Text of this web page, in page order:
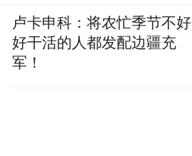
卢卡申科：将农忙季节不好
好干活的人都发配边疆充
军！